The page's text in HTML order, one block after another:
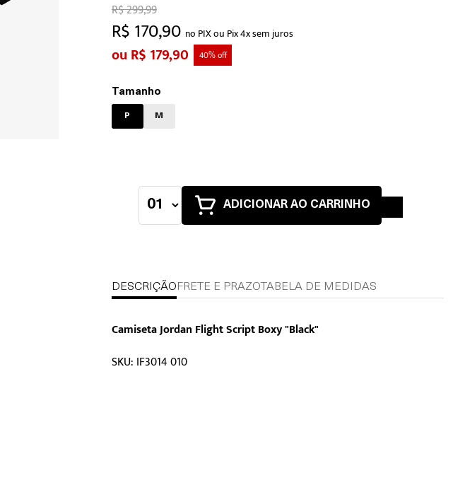
R$ 170,90 no PIX ou Pix 4x sem juros
R$ 299,99
R$ 179,90 40% off
Tamanho
P M
ADICIONAR AO CARRINHO
DESCRIÇÃO FRETE E PRAZOTABELA DE MEDIDAS
Camiseta Jordan Flight Script Boxy "Black"
SKU: IF3014 010